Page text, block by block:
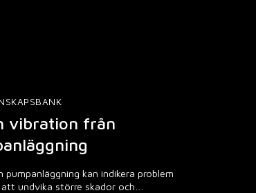
vibration från
kan indikera problem
undvika större skador och…